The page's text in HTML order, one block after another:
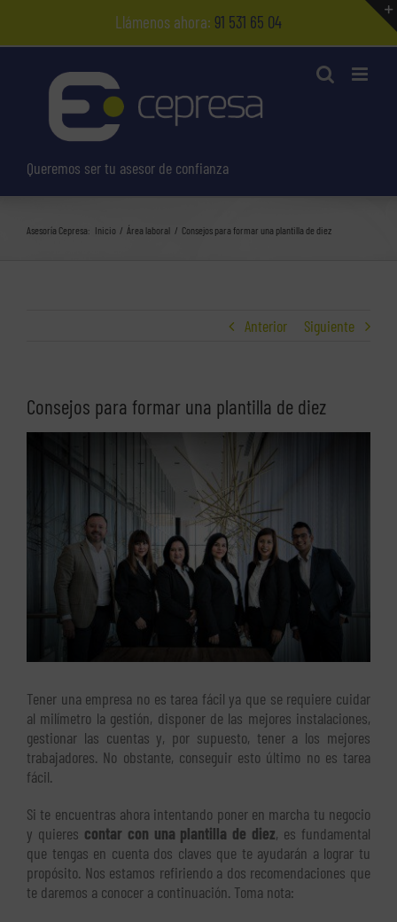
contenido
Llámenos ahora: 91 531 65 04
Queremos ser tu asesor de confianza
Asesoría Cepresa: Inicio Área laboral Consejos para formar una plantilla de diez
Anterior Siguiente
Consejos para formar una plantilla de diez
Tener una empresa no es tarea fácil ya que se requiere cuidar
al milímetro la gestión, disponer de las mejores instalaciones,
gestionar las cuentas y, por supuesto, tener a los mejores
trabajadores. No obstante, conseguir esto último no es tarea
fácil.
Si te encuentras ahora intentando poner en marcha tu negocio
y quieres contar con una plantilla de diez, es fundamental
que tengas en cuenta dos claves que te ayudarán a lograr tu
propósito. Nos estamos refiriendo a dos recomendaciones que
te daremos a conocer a continuación. Toma nota: